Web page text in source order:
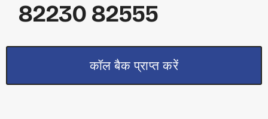
82230 82555
कॉल बैक प्राप्त करें